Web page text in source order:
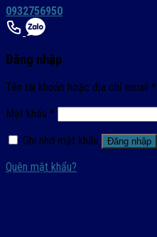
0932756950
Đăng nhập
Tên tài khoản hoặc địa chỉ email *
Mật khẩu *
Ghi nhớ mật khẩu
Đăng nhập
Quên mật khẩu?